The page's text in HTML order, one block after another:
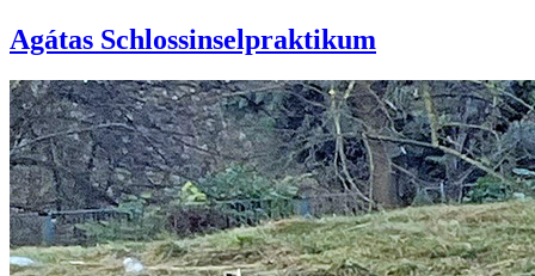
Agátas Schlossinselpraktikum